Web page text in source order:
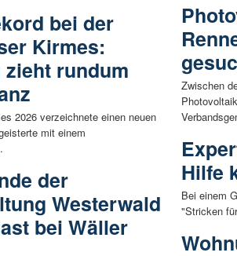
bei der
Kirmes:
rundum
2026 verzeichnete einen neuen
mit einem
der
Westerwald
bei Wäller
Zwischen
Hilfe
Bei einem
"Stricken